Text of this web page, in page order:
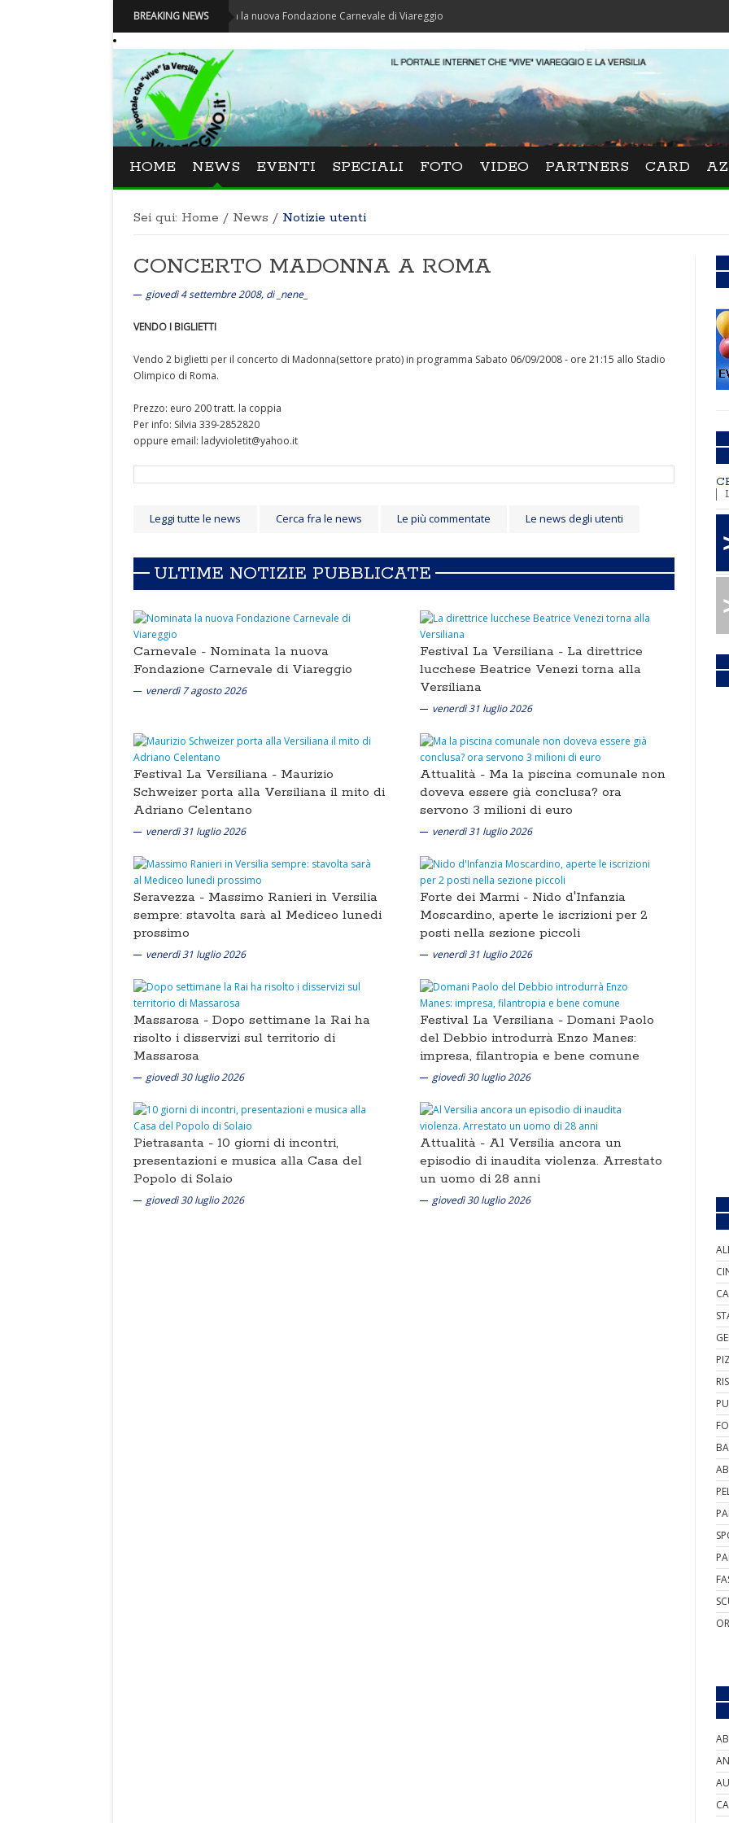
BREAKING NEWS
Carnevale - Nominata la nuova Fondazione Carnevale di Viareggio
HOME NEWS EVENTI SPECIALI FOTO VIDEO PARTNERS CARD
Sei qui: Home / News / Notizie utenti
CONCERTO MADONNA A ROMA
giovedì 4 settembre 2008, di _nene_
VENDO I BIGLIETTI
Vendo 2 biglietti per il concerto di Madonna(settore prato) in programma Sabato 06/09/2008 - ore 21:15 allo Stadio
Olimpico di Roma.
Prezzo: euro 200 tratt. la coppia
Per info: Silvia 339-2852820
oppure email: ladyvioletit@yahoo.it
Leggi tutte le news Cerca fra le news Le più commentate Le news degli utenti
ULTIME NOTIZIE PUBBLICATE
Carnevale - Nominata la nuova
Fondazione Carnevale di Viareggio
venerdì 7 agosto 2026
Festival La Versiliana - La direttrice
lucchese Beatrice Venezi torna alla
Versiliana
venerdì 31 luglio 2026
Festival La Versiliana - Maurizio
Schweizer porta alla Versiliana il mito di
Adriano Celentano
venerdì 31 luglio 2026
Attualità - Ma la piscina comunale non
doveva essere già conclusa? ora
servono 3 milioni di euro
venerdì 31 luglio 2026
Seravezza - Massimo Ranieri in Versilia
sempre: stavolta sarà al Mediceo lunedi
prossimo
venerdì 31 luglio 2026
Forte dei Marmi - Nido d'Infanzia
Moscardino, aperte le iscrizioni per 2
posti nella sezione piccoli
venerdì 31 luglio 2026
Massarosa - Dopo settimane la Rai ha
risolto i disservizi sul territorio di
Massarosa
giovedì 30 luglio 2026
Festival La Versiliana - Domani Paolo
del Debbio introdurrà Enzo Manes:
impresa, filantropia e bene comune
giovedì 30 luglio 2026
Pietrasanta - 10 giorni di incontri,
presentazioni e musica alla Casa del
Popolo di Solaio
giovedì 30 luglio 2026
Attualità - Al Versilia ancora un
episodio di inaudita violenza. Arrestato
un uomo di 28 anni
giovedì 30 luglio 2026